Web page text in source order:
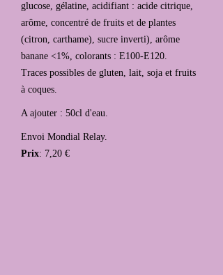
glucose, gélatine, acidifiant : acide citrique,
arôme, concentré de fruits et de plantes
(citron, carthame), sucre inverti), arôme
banane <1%, colorants : E100-E120.
Traces possibles de gluten, lait, soja et fruits
à coques.
A ajouter : 50cl d'eau.
Envoi Mondial Relay.
Prix: 7,20 €